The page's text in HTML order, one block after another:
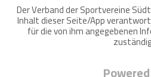
Der Verband der Sportvereine
Inhalt dieser Seite/App
für die von ihm angegebenen